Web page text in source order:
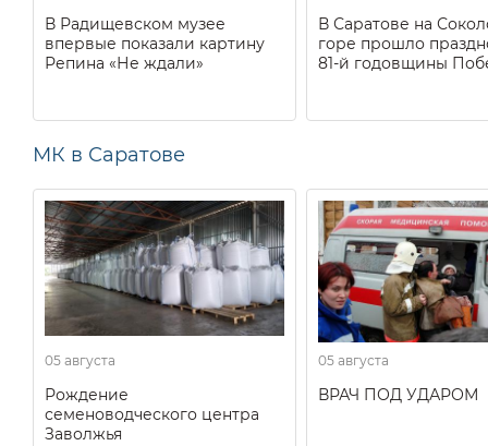
В Радищевском музее
впервые показали картину
Репина «Не ждали»
В Саратове на
горе прошло
81-й годовщины
МК в Саратове
05 августа
Рождение
семеноводческого центра
Заволжья
05 августа
ВРАЧ ПОД УДАРОМ